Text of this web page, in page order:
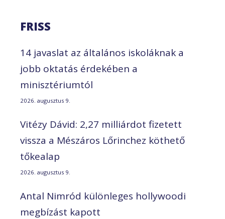
FRISS
14 javaslat az általános iskoláknak a
jobb oktatás érdekében a
minisztériumtól
2026. augusztus 9.
Vitézy Dávid: 2,27 milliárdot fizetett
vissza a Mészáros Lőrinchez köthető
tőkealap
2026. augusztus 9.
Antal Nimród különleges hollywoodi
megbízást kapott